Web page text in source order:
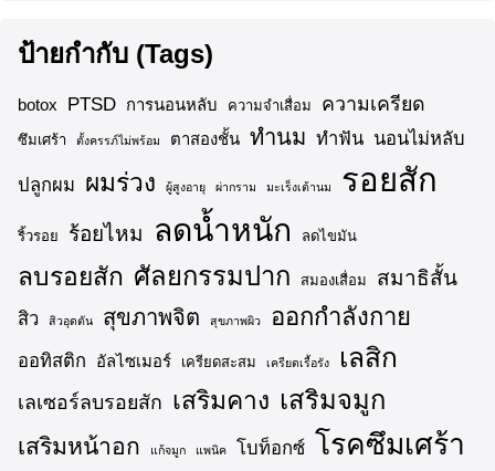
ป้ายกำกับ (Tags)
botox PTSD การนอนหลับ ความจำเสื่อม ความเครียด
ซึมเศร้า ตั้งครรภ์ไม่พร้อม ตาสองชั้น ทำนม ทำฟัน นอนไม่หลับ
ปลูกผม ผมร่วง ผู้สูงอายุ ผ่ากราม มะเร็งเต้านม รอยสัก
ริ้วรอย ร้อยไหม ลดน้ำหนัก ลดไขมัน
ลบรอยสัก ศัลยกรรมปาก สมองเสื่อม สมาธิสั้น
สิว สิวอุดตัน สุขภาพจิต สุขภาพผิว ออกกำลังกาย
ออทิสติก อัลไซเมอร์ เครียดสะสม เครียดเรื้อรัง เลสิก
เลเซอร์ลบรอยสัก เสริมคาง เสริมจมูก
เสริมหน้าอก แก้จมูก แพนิค โบท็อกซ์ โรคซึมเศร้า